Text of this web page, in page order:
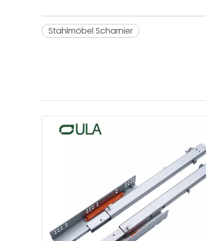
Stahlmöbel Scharnier